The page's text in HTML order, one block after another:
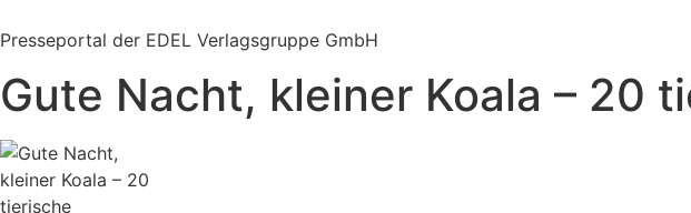
Inhalt
Presseportal der EDEL Verlagsgruppe GmbH
Gute Nacht, kleiner Koala – 20